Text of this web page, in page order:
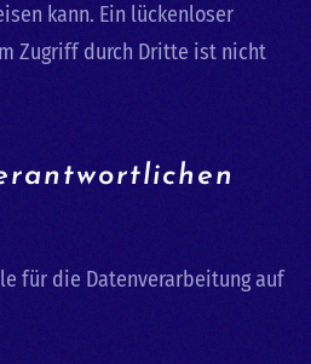
kann. Ein lückenloser
Zugriff durch Dritte ist nicht
für die Datenverarbeitung auf